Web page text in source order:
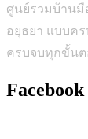
ศูนย์รวมบ้านมื
อยุธยา แบบค
ครบจบทุกขั้น
Facebook